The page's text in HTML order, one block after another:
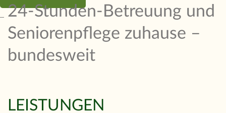
24-Stunden-Betreuung und
Seniorenpflege zuhause –
bundesweit
LEISTUNGEN